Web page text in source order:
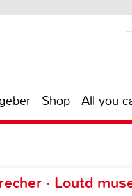
Shop All you
· Loutd